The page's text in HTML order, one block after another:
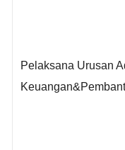
Pelaksana Urusan